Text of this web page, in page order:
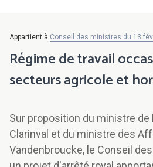
Appartient à Conseil des ministres du 13
Régime de travail
secteurs agricole et
Sur proposition du ministre de
Clarinval et du ministre des
Vandenbroucke, le Conseil